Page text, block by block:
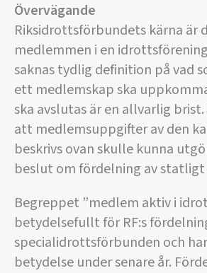
Övervägande
Riksidrottsförbundets kärna är
medlemmen i en
saknas tydlig definition på vad
ett medlemskap ska
ska avslutas är en allvarlig
att medlemsuppgifter av den
beskrivs ovan skulle kunna
beslut om fördelning av statligt
Begreppet ”medlem aktiv i
betydelsefullt för RF:s
specialidrottsförbunden och
betydelse under senare år.